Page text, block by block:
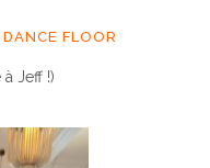
FLOOR
Jeff !)